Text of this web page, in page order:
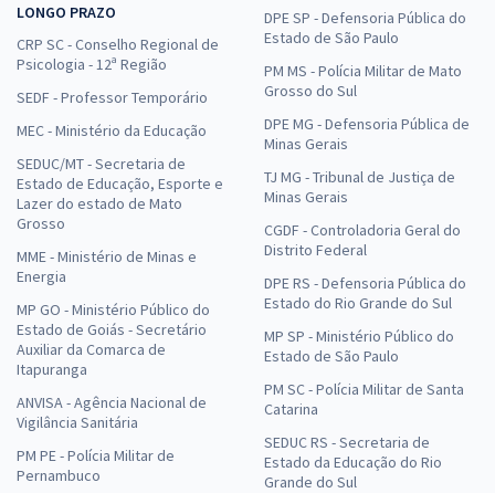
LONGO PRAZO
CRP SC - Conselho Regional de
Psicologia - 12ª Região
SEDF - Professor Temporário
MEC - Ministério da Educação
SEDUC/MT - Secretaria de
Estado de Educação, Esporte e
Lazer do estado de Mato
Grosso
MME - Ministério de Minas e
Energia
MP GO - Ministério Público do
Estado de Goiás - Secretário
Auxiliar da Comarca de
Itapuranga
ANVISA - Agência Nacional de
Vigilância Sanitária
PM PE - Polícia Militar de
Pernambuco
DPE SP - Defensoria Pública do
Estado de São Paulo
PM MS - Polícia Militar de Mato
Grosso do Sul
DPE MG - Defensoria Pública de
Minas Gerais
TJ MG - Tribunal de Justiça de
Minas Gerais
CGDF - Controladoria Geral do
Distrito Federal
DPE RS - Defensoria Pública do
Estado do Rio Grande do Sul
MP SP - Ministério Público do
Estado de São Paulo
PM SC - Polícia Militar de Santa
Catarina
SEDUC RS - Secretaria de
Estado da Educação do Rio
Grande do Sul